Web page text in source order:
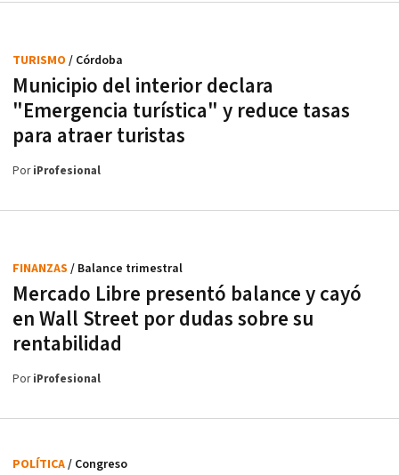
Municipio del interior declara
"Emergencia turística" y reduce tasas
para atraer turistas
TURISMO / Córdoba
PoriProfesional
Mercado Libre presentó balance y cayó
en Wall Street por dudas sobre su
rentabilidad
FINANZAS / Balance trimestral
PoriProfesional
POLÍTICA/ Congreso